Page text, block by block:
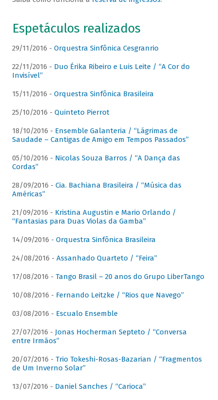
Espetáculos realizados
29/11/2016 - Orquestra Sinfônica Cesgranrio
22/11/2016 - Duo Érika Ribeiro e Luis Leite / “A Cor do
Invisível”
15/11/2016 - Orquestra Sinfônica Brasileira
25/10/2016 - Quinteto Pierrot
18/10/2016 - Ensemble Galanteria / “Lágrimas de
Saudade – Cantigas de Amigo em Tempos Passados”
05/10/2016 - Nicolas Souza Barros / “A Dança das
Cordas”
28/09/2016 - Cia. Bachiana Brasileira / “Música das
Américas”
21/09/2016 - Kristina Augustin e Mario Orlando /
“Fantasias para Duas Violas da Gamba”
14/09/2016 - Orquestra Sinfônica Brasileira
24/08/2016 - Assanhado Quarteto / “Feira”
17/08/2016 - Tango Brasil – 20 anos do Grupo LiberTango
10/08/2016 - Fernando Leitzke / “Rios que Navego”
03/08/2016 - Escualo Ensemble
27/07/2016 - Jonas Hocherman Septeto / “Conversa
entre Irmãos”
20/07/2016 - Trio Tokeshi-Rosas-Bazarian / “Fragmentos
de Um Inverno Solar”
13/07/2016 - Daniel Sanches / “Carioca”